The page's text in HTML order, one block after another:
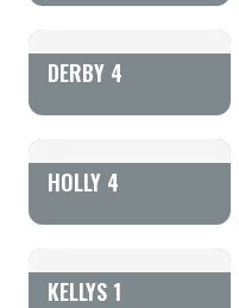
DERBY 4
HOLLY 4
KELLYS 1